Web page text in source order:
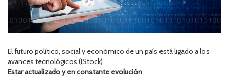
El futuro político, social y económico de un país está ligado a los
avances tecnológicos (IStock)
Estar actualizado y en constante evolución